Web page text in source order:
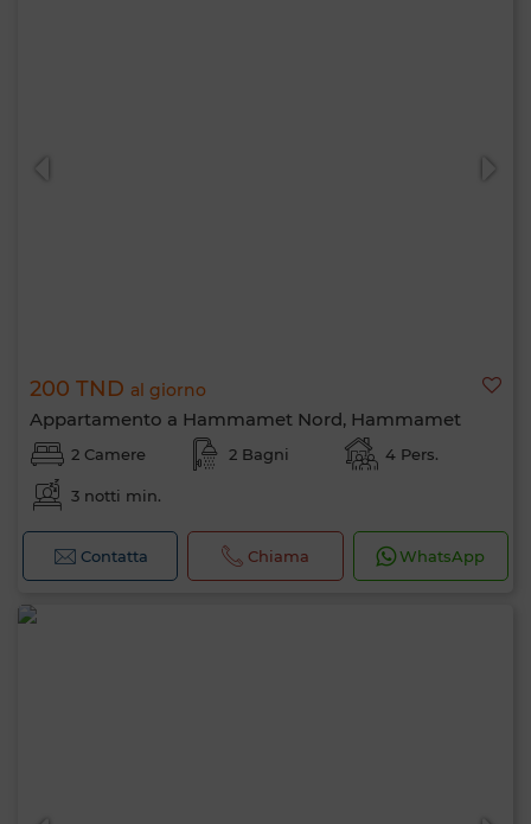
200 TND al giorno
Appartamento a Hammamet Nord, Hammamet
2 Camere 2 Bagni 4 Pers.
3 notti min.
Contatta Chiama WhatsApp